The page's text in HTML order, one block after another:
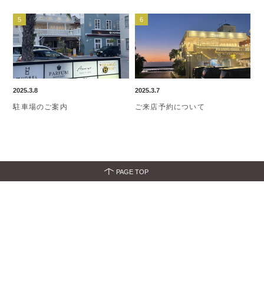
2025.3.8
駐車場のご案内
2025.3.7
ご来店予約について
PAGE TOP